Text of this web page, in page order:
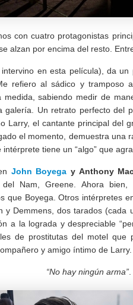
con cuatro protagonistas
alzan por encima del resto.
en esta película), da
refiero al sádico y tramposo
sabiendo medir de
galería. Un retrato perfecto del
Larry, el cantante principal del
el momento, demuestra una
tiene un “algo” que
John Boyega y Anthony
Nam, Greene. Ahora bien,
que Boyega. Otros intérpretes
y Demmens, dos tarados (cada
a la lograda y despreciable
de prostitutas del motel que
y amigo íntimo de Larry.
“No hay ningún arma”.